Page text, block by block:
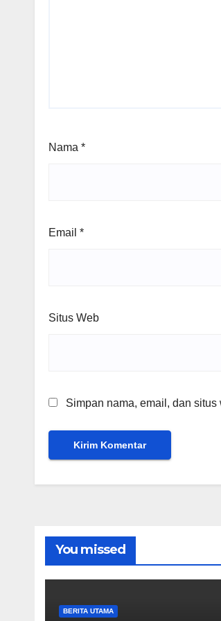
Nama *
Email *
Situs Web
Simpan nama, email, dan
You missed
BERITA UTAMA